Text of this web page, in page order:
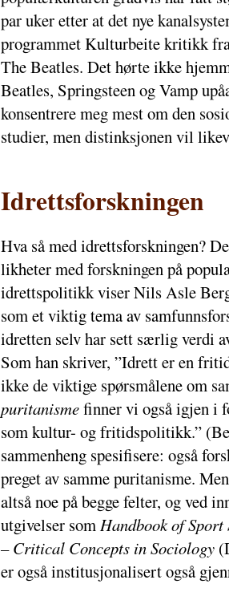
par uker etter at det nye
programmet Kulturbeite kritikk
The Beatles. Det hørte ikke
Beatles, Springsteen og Vamp
konsentrere meg mest om den
studier, men distinksjonen vil
Idrettsforskningen
Hva så med idrettsforskningen?
likheter med forskningen på
idrettspolitikk viser Nils Asle
som et viktig tema av
idretten selv har sett særlig verdi
Som han skriver, ”Idrett er en
ikke de viktige spørsmålene om
puritanismefinner vi også igjen i
som kultur- og fritidspolitikk.”
sammenheng spesifisere: også
preget av samme puritanisme.
altså noe på begge felter, og ved
utgivelser somHandbook of
– Critical Concepts in Sociology
er også institusjonalisert også